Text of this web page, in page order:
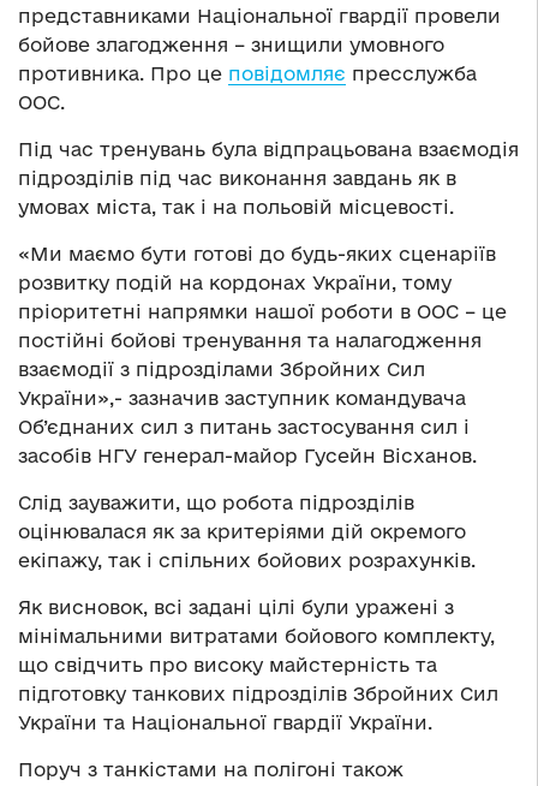
представниками Національної гвардії провели
бойове злагодження – знищили умовного
противника. Про це повідомляє пресслужба
ООС.
Під час тренувань була відпрацьована взаємодія
підрозділів під час виконання завдань як в
умовах міста, так і на польовій місцевості.
«Ми маємо бути готові до будь-яких сценаріїв
розвитку подій на кордонах України, тому
пріоритетні напрямки нашої роботи в ООС – це
постійні бойові тренування та налагодження
взаємодії з підрозділами Збройних Сил
України»,- зазначив заступник командувача
Об’єднаних сил з питань застосування сил і
засобів НГУ генерал-майор Гусейн Вісханов.
Слід зауважити, що робота підрозділів
оцінювалася як за критеріями дій окремого
екіпажу, так і спільних бойових розрахунків.
Як висновок, всі задані цілі були уражені з
мінімальними витратами бойового комплекту,
що свідчить про високу майстерність та
підготовку танкових підрозділів Збройних Сил
України та Національної гвардії України.
Поруч з танкістами на полігоні також